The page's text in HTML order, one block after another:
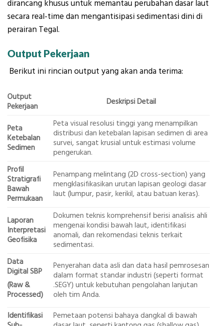
dirancang khusus untuk memantau perubahan dasar laut
secara real-time dan mengantisipasi sedimentasi dini di
perairan Tegal.
Output Pekerjaan
Berikut ini rincian output yang akan anda terima:
Output
Pekerjaan
Deskripsi Detail
Peta
Ketebalan
Sedimen
Peta visual resolusi tinggi yang menampilkan
distribusi dan ketebalan lapisan sedimen di area
survei, sangat krusial untuk estimasi volume
pengerukan.
Profil
Stratigrafi
Bawah
Permukaan
Penampang melintang (2D cross-section) yang
mengklasifikasikan urutan lapisan geologi dasar
laut (lumpur, pasir, kerikil, atau batuan keras).
Laporan
Interpretasi
Geofisika
Dokumen teknis komprehensif berisi analisis ahli
mengenai kondisi bawah laut, identifikasi
anomali, dan rekomendasi teknis terkait
sedimentasi.
Data
Digital SBP
(Raw &
Processed)
Penyerahan data asli dan data hasil pemrosesan
dalam format standar industri (seperti format
.SEGY) untuk kebutuhan pengolahan lanjutan
oleh tim Anda.
Identifikasi
Pemetaan potensi bahaya dangkal di bawah